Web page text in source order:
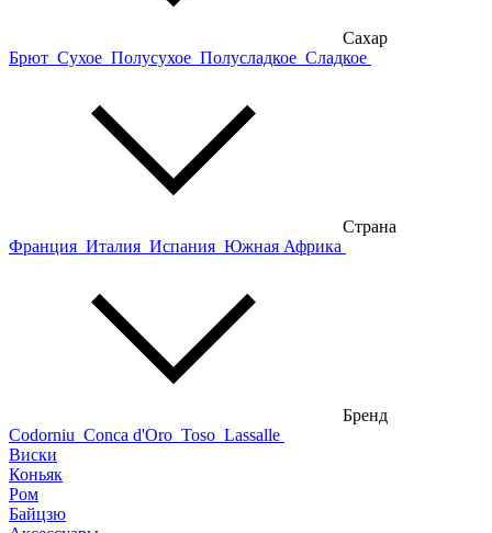
Сахар
Брют Сухое Полусухое Полусладкое Сладкое
Страна
Франция Италия Испания Южная Африка
Бренд
Codorniu Conca d'Oro Toso Lassalle
Виски
Коньяк
Ром
Байцзю